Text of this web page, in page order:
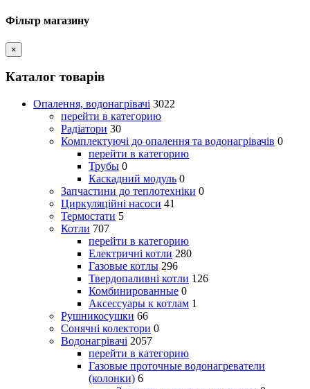
Фільтр магазину
×
Каталог товарів
Опалення, водонагрівачі 3022
перейти в категорию
Радіатори 30
Комплектуючі до опалення та водонагрівачів 0
перейти в категорию
Трубы 0
Каскадний модуль 0
Запчастини до теплотехніки 0
Циркуляційні насоси 41
Термостати 5
Котли 707
перейти в категорию
Електричні котли 280
Газовые котлы 296
Твердопаливні котли 126
Комбинированные 0
Аксессуары к котлам 1
Рушникосушки 66
Сонячні колектори 0
Водонагрівачі 2057
перейти в категорию
Газовые проточные водонагреватели
(колонки) 6